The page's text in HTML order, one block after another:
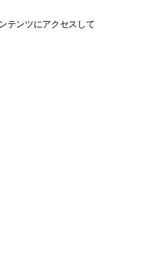
テンツにアクセスして